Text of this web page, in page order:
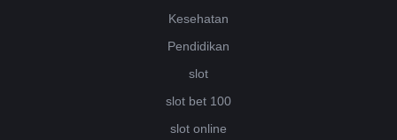
Kesehatan
Pendidikan
slot
slot bet 100
slot online